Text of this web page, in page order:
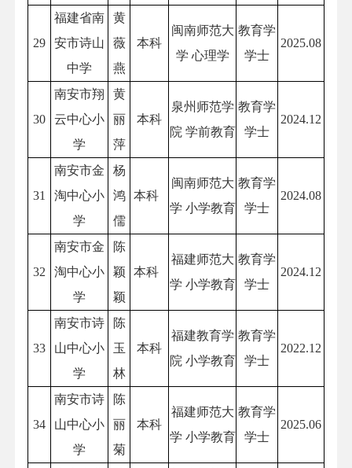
29
福建省南
安市诗山
中学
黄
薇
燕
本科
闽南师范大
学 心理学
教育学
学士
2025.08
30
南安市翔
云中心小
学
黄
丽
萍
本科
泉州师范学
院 学前教育
教育学
学士
2024.12
31
南安市金
淘中心小
学
杨
鸿
儒
本科
闽南师范大
学 小学教育
教育学
学士
2024.08
32
南安市金
淘中心小
学
陈
颖
颖
本科
福建师范大
学 小学教育
教育学
学士
2024.12
33
南安市诗
山中心小
学
陈
玉
林
本科
福建教育学
院 小学教育
教育学
学士
2022.12
34
南安市诗
山中心小
学
陈
丽
菊
本科
福建师范大
学 小学教育
教育学
学士
2025.06